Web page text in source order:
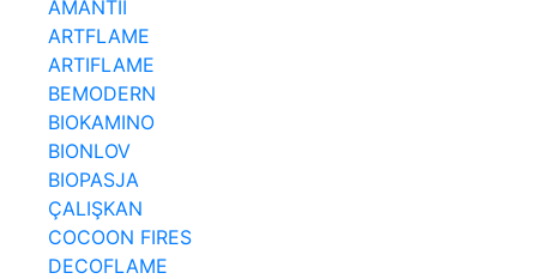
AMANTII
ARTFLAME
ARTIFLAME
BEMODERN
BIOKAMINO
BIONLOV
BIOPASJA
ÇALIŞKAN
COCOON FIRES
DECOFLAME